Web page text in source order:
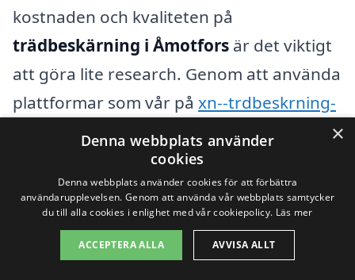
kostnaden och kvaliteten på
trädbeskärning i Åmotfors är det viktigt
att göra lite research. Genom att använda
plattformar som vår på xn--trdbeskrning-
pris-rqbf.se
, kan du enkelt få kontakt med
professionella inom området och få flera
offerter. På så sätt kan du vara säker på
att du får ett rättvist pris och att arbetet
utförs av kvalificerade hantverkare. Det
×
Denna webbplats använder
cookies
Denna webbplats använder cookies för att förbättra
användarupplevelsen. Genom att använda vår webbplats samtycker
du till alla cookies i enlighet med vår cookiepolicy. Läs mer
ACCEPTERA ALLA AVVISA ALLT